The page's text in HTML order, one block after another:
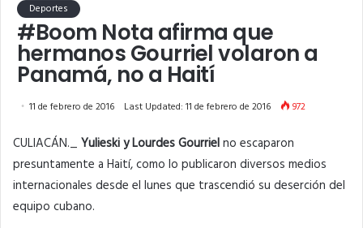
Deportes
#Boom Nota afirma que
hermanos Gourriel volaron a
Panamá, no a Haití
11 de febrero de 2016 Last Updated: 11 de febrero de 2016 972
CULIACÁN._ Yulieski y Lourdes Gourrielno escaparon
presuntamente a Haití, como lo publicaron diversos medios
internacionales desde el lunes que trascendió su deserción del
equipo cubano.